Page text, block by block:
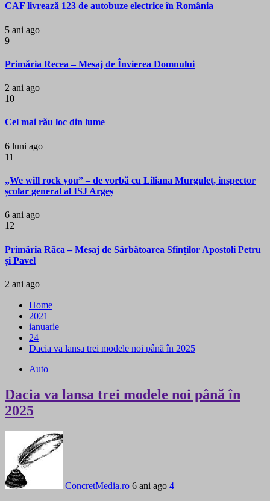
CAF livrează 123 de autobuze electrice în România
5 ani ago
9
Primăria Recea – Mesaj de Învierea Domnului
2 ani ago
10
Cel mai rău loc din lume
6 luni ago
11
„We will rock you” – de vorbă cu Liliana Murguleț, inspector
școlar general al ISJ Argeș
6 ani ago
12
Primăria Râca – Mesaj de Sărbătoarea Sfinților Apostoli Petru
și Pavel
2 ani ago
Home
2021
ianuarie
24
Dacia va lansa trei modele noi până în 2025
Auto
Dacia va lansa trei modele noi până în
2025
ConcretMedia.ro 6 ani ago 4